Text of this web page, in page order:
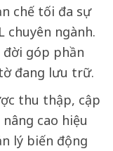
chế tối đa sự
chuyên ngành.
đời góp phần
đang lưu trữ.
thu thập, cập
cao hiệu
lý biến động